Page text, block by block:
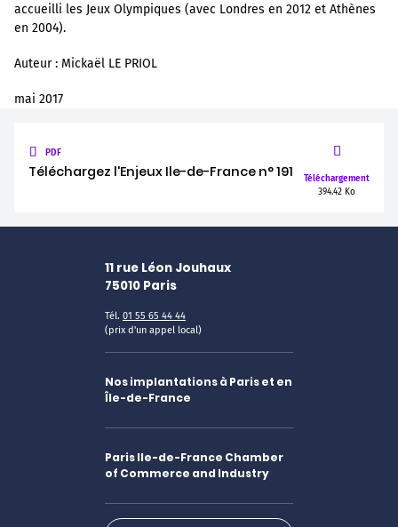
accueilli les Jeux Olympiques (avec Londres en 2012 et Athènes
en 2004).
Auteur : Mickaël LE PRIOL
mai 2017
PDF
Téléchargez l'Enjeux Ile-de-France n° 191
Téléchargement
394.42 Ko
11 rue Léon Jouhaux
75010 Paris
Tél. 01 55 65 44 44
(prix d'un appel local)
Nos implantations à Paris et en
Île-de-France
Paris Ile-de-France Chamber
of Commerce and Industry